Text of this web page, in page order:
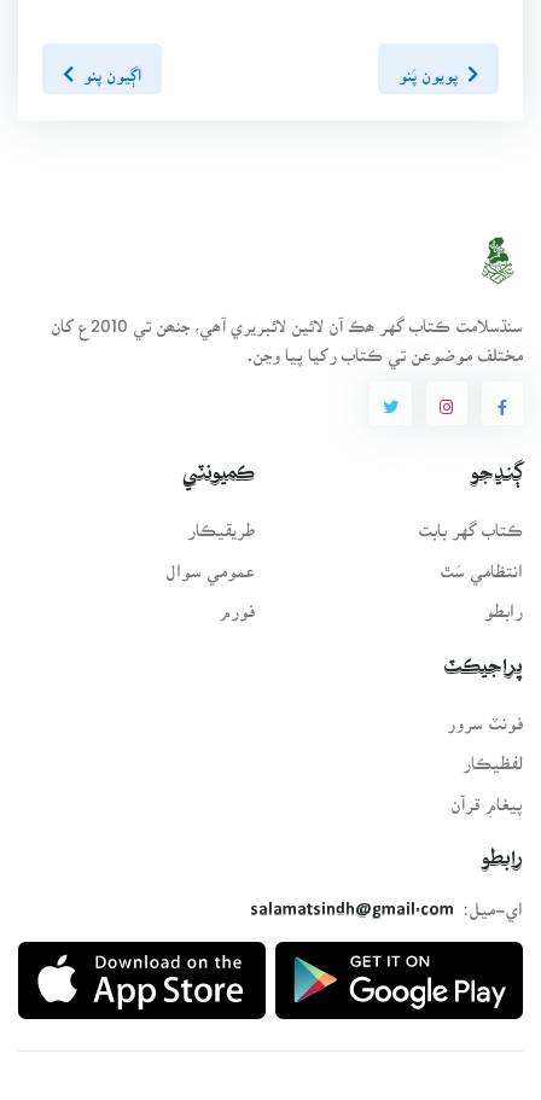
پويون پَنو اڳيون پنو
سنڌسلامت ڪتاب گهر ھڪ آن لائين لائبريري آھي، جنھن تي 2010ع کان
مختلف موضوعن تي ڪتاب رکيا پيا وڃن.
ڳنڍجو
ڪتاب گهر بابت
انتظامي سَٿ
رابطو
ڪميونٽي
طريقيڪار
عمومي سوال
فورم
پراجيڪٽ
لفظيڪار
پيغامِ قرآن
رابطو
اي-ميل:
salamatsindh@gmail.com